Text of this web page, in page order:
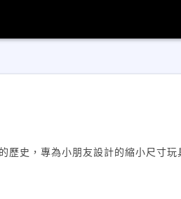
史，專為小朋友設計的縮小尺寸